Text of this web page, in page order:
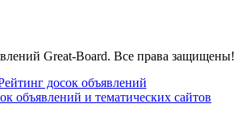
Great-Board. Все права защищены!